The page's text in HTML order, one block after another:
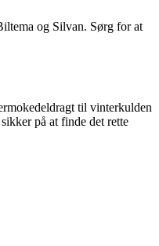
og Silvan. Sørg for at
til vinterkulden
på at finde det rette